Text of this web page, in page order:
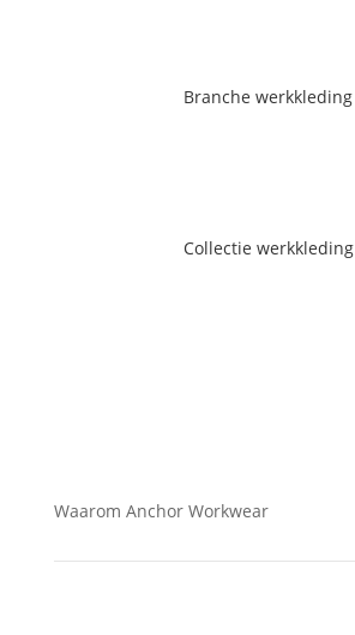
Branche werkkleding
Bekijk de branches
Branche werkkleding
Collectie werkkleding
Bekijk de collectie werkkleding
Collectie werkkleding
Waarom Anchor Workwear